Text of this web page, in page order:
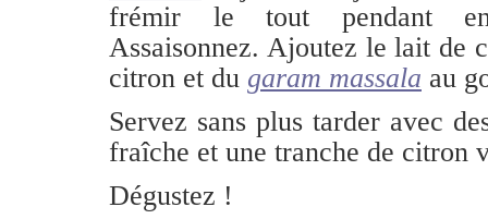
frémir le tout pendant
Assaisonnez. Ajoutez le lait de
citron et du garam massala au
Servez sans plus tarder avec
fraîche et une tranche de citron
Dégustez !